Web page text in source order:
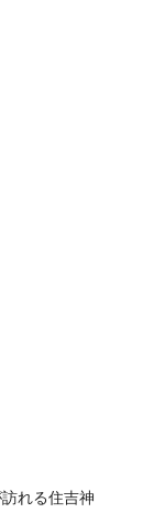
れる住吉神